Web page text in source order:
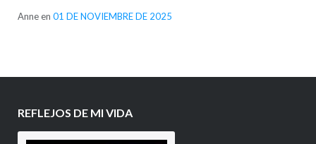
Anneen 01 DE NOVIEMBRE DE 2025
REFLEJOS DE MI VIDA